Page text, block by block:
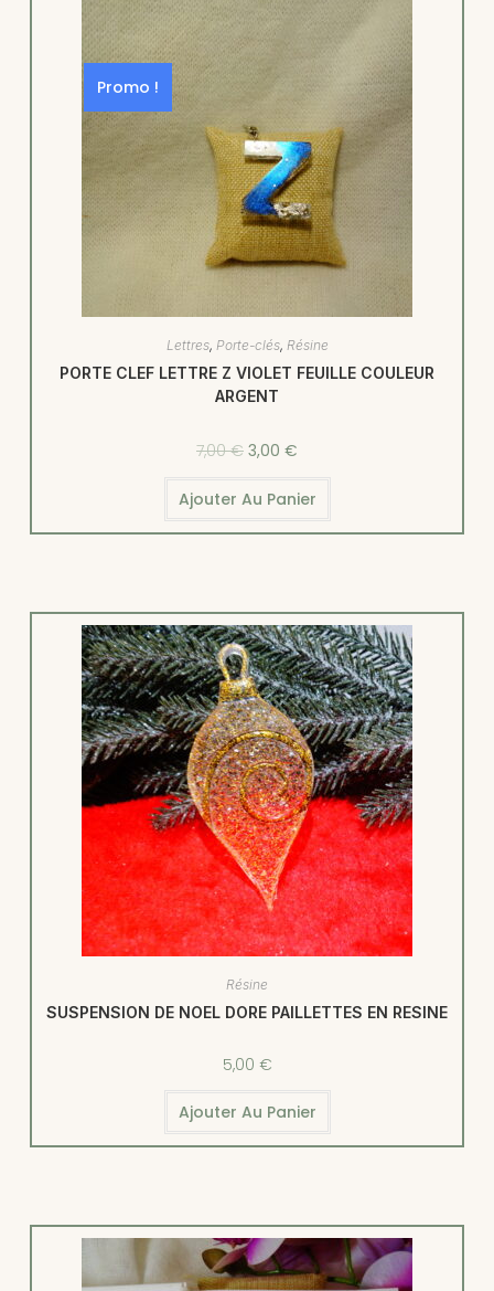
Promo !
Lettres, Porte-clés, Résine
PORTE CLEF LETTRE Z VIOLET FEUILLE COULEUR
ARGENT
7,00€ 3,00 €
Ajouter Au Panier
Résine
SUSPENSION DE NOEL DORE PAILLETTES EN RESINE
5,00 €
Ajouter Au Panier